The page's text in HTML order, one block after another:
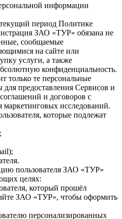
информации
период Политике
ЗАО «ТУР» обязана не
сообщаемые
на сайте или
услуги, а также
конфиденциальность.
только те персональные
предоставления Сервисов и
и договоров с
маркетинговых исследований.
которые подлежат
пользователя ЗАО «ТУР»
целях:
который прошёл
ЗАО «ТУР», чтобы оформить
персонализированных